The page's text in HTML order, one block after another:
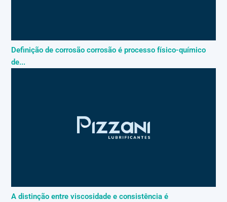
Definição de corrosão corrosão é processo físico-químico
de...
A distinção entre viscosidade e consistência é